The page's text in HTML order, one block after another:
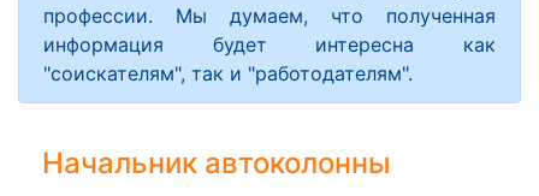
профессии. Мы думаем, что полученная
информация будет интересна как
"соискателям", так и "работодателям".
Начальник автоколонны